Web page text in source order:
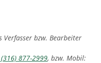
bzw. Bearbeiter
877-2999, bzw. Mobil: